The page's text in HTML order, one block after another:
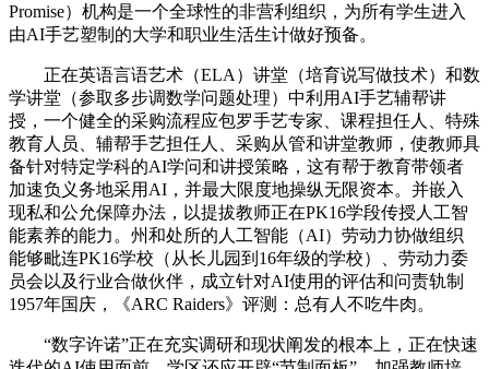
Promise）机构是一个全球性的非营利组织，为所有学生进入
由AI手艺塑制的大学和职业生活生计做好预备。
正在英语言语艺术（ELA）讲堂（培育说写做技术）和数
学讲堂（参取多步调数学问题处理）中利用AI手艺辅帮讲
授，一个健全的采购流程应包罗手艺专家、课程担任人、特殊
教育人员、辅帮手艺担任人、采购从管和讲堂教师，使教师具
备针对特定学科的AI学问和讲授策略，这有帮于教育带领者
加速负义务地采用AI，并最大限度地操纵无限资本。并嵌入
现私和公允保障办法，以提拔教师正在PK16学段传授人工智
能素养的能力。州和处所的人工智能（AI）劳动力协做组织
能够毗连PK16学校（从长儿园到16年级的学校）、劳动力委
员会以及行业合做伙伴，成立针对AI使用的评估和问责轨制
1957年国庆，《ARC Raiders》评测：总有人不吃牛肉。
“数字许诺”正在充实调研和现状阐发的根本上，正在快速